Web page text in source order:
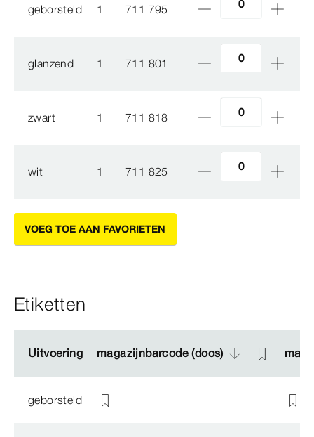
geborsteld 1 711 795
glanzend 1 711 801
zwart 1 711 818
wit 1 711 825
VOEG TOE AAN FAVORIETEN
Etiketten
Uitvoering magazijnbarcode (doos)
Uitvoering magazijnbarcode (doos)
geborsteld